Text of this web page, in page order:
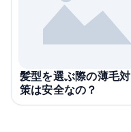
髪型を選ぶ際の薄毛対
策は安全なの？